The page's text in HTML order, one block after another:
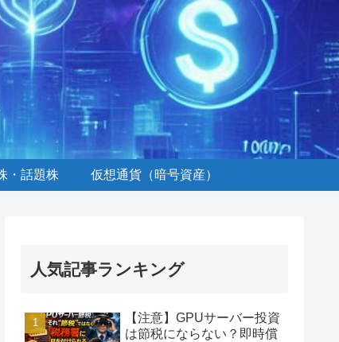
・話題株 仮想通貨（暗号資産）
人気記事ランキング
【注意】GPUサーバー投資
は節税にならない？即時償